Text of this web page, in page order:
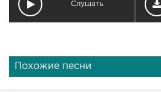
Слушать
Похожие песни